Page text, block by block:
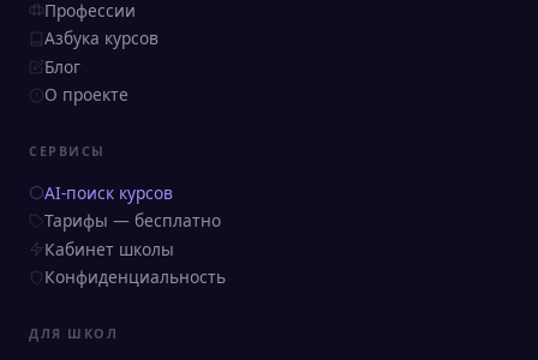
Профессии
Азбука курсов
Блог
О проекте
СЕРВИСЫ
AI-поиск курсов
Тарифы — бесплатно
Кабинет школы
Конфиденциальность
ДЛЯ ШКОЛ